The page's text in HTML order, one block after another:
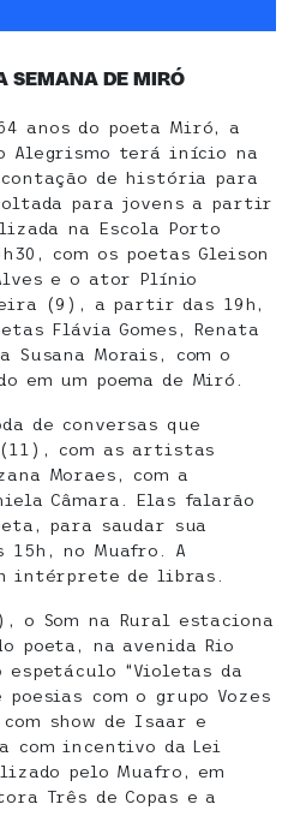
SEMANA DE MIRÓ
anos do poeta Miró, a
Alegrismo terá início na
de história para
para jovens a partir
na Escola Porto
com os poetas Gleison
e o ator Plínio
(9), a partir das 19h,
Flávia Gomes, Renata
Susana Morais, com o
em um poema de Miró.
de conversas que
(11), com as artistas
Moraes, com a
Câmara. Elas falarão
para saudar sua
15h, no Muafro. A
intérprete de libras.
o Som na Rural estaciona
poeta, na avenida Rio
espetáculo “Violetas da
com o grupo Vozes
show de Isaar e
com incentivo da Lei
pelo Muafro, em
Três de Copas e a